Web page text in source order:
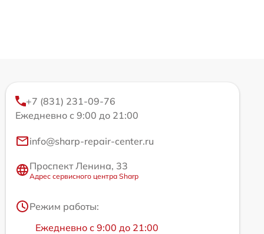
+7 (831) 231-09-76
Ежедневно с 9:00 до 21:00
info@sharp-repair-center.ru
Проспект Ленина, 33
Адрес сервисного центра Sharp
Режим работы:
Ежедневно с 9:00 до 21:00